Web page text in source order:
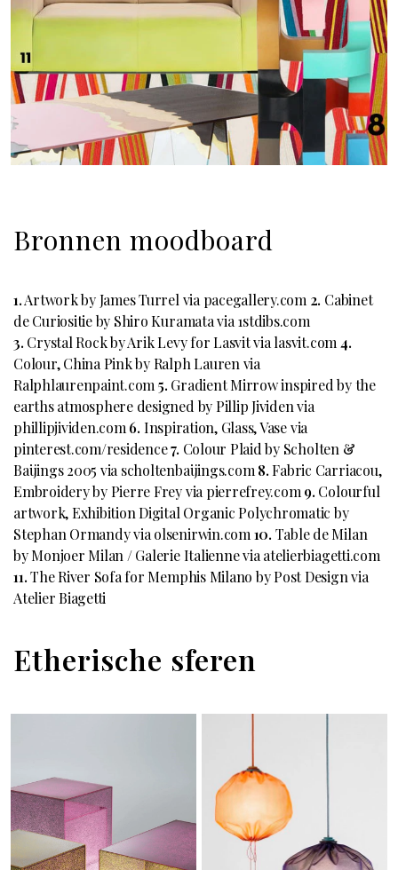
Bronnen moodboard
1.Artwork by James Turrel via pacegallery.com 2. Cabinet
de Curiositie by Shiro Kuramata via 1stdibs.com
3. Crystal Rock by Arik Levy for Lasvit via lasvit.com4.
Colour, China Pink by Ralph Lauren via
Ralphlaurenpaint.com5. Gradient Mirrow inspired by the
earths atmosphere designed by Pillip Jividen via
phillipjividen.com6. Inspiration, Glass, Vase via
pinterest.com/residence7. Colour Plaid by Scholten &
Baijings 2005 via scholtenbaijings.com8.Fabric Carriacou,
Embroidery by Pierre Frey via pierrefrey.com9. Colourful
artwork, Exhibition Digital Organic Polychromatic by
Stephan Ormandy via olsenirwin.com10. Table de Milan
by Monjoer Milan / Galerie Italienne via atelierbiagetti.com
11.The River Sofa for Memphis Milano by Post Design via
Atelier Biagetti
Etherische sferen